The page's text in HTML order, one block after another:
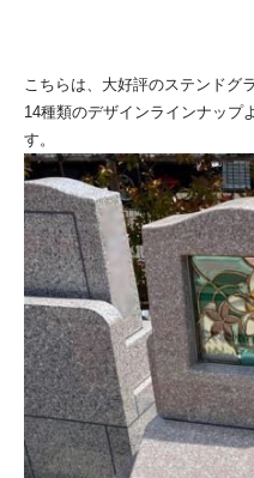
こちらは、大好評のステンドグ
14種類のデザインラインナップ
す。